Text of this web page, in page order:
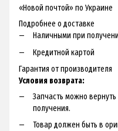
«Новой почтой» по Украине
Подробнее о доставке
Наличными при
Кредитной картой
Гарантия от производителя
Условия возврата:
Запчасть можно
получения.
Товар должен быть в